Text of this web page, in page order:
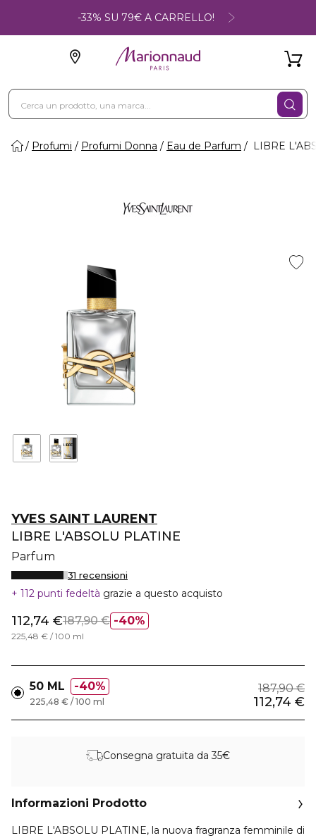
-33% SU 79€ A CARRELLO!
Profumi Profumi Donna Eau de Parfum LIBRE
YVES SAINT LAURENT
LIBRE L'ABSOLU PLATINE
Parfum
31 recensioni
112 punti fedeltà grazie a questo acquisto
40%
112,74 €187,90 €
225,48 € / 100 ml
50 ML 40% 187,90 €
112,74 €
225,48 € / 100 ml
Consegna gratuita da 35€
Informazioni Prodotto
LIBRE L'ABSOLU PLATINE, la nuova fragranza femminile di